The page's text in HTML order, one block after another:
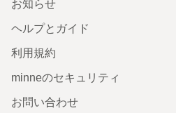
お知らせ
ヘルプとガイド
利用規約
minneのセキュリティ
お問い合わせ